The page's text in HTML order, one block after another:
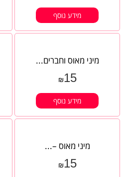
מידע נוסף
מיני מאוס וחברים...
₪15
מידע נוסף
מיני מאוס –...
₪15